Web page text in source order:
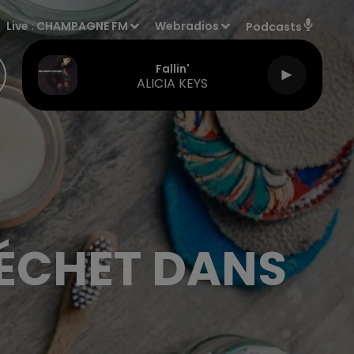
Live :CHAMPAGNE FM Webradios Podcasts
Fallin'
ALICIA KEYS
DANS